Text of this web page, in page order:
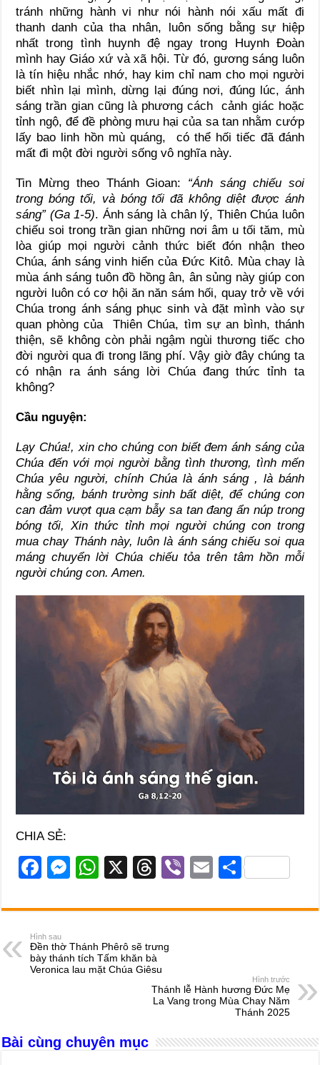
tránh những hành vi như nói hành nói xấu mất đi
thanh danh của tha nhân, luôn sống bằng sự hiệp
nhất trong tình huynh đệ ngay trong Huynh Đoàn
mình hay Giáo xứ và xã hội. Từ đó, gương sáng luôn
là tín hiệu nhắc nhớ, hay kim chỉ nam cho mọi người
biết nhìn lại mình, dừng lại đúng nơi, đúng lúc, ánh
sáng trần gian cũng là phương cách cảnh giác hoặc
tỉnh ngộ, để đề phòng mưu hại của sa tan nhằm cướp
lấy bao linh hồn mù quáng, có thể hối tiếc đã đánh
mất đi một đời người sống vô nghĩa này.
Tin Mừng theo Thánh Gioan: “Ánh sáng chiếu soi
trong bóng tối, và bóng tối đã không diệt được ánh
sáng” (Ga 1-5). Ánh sáng là chân lý, Thiên Chúa luôn
chiếu soi trong trần gian những nơi âm u tối tăm, mù
lòa giúp mọi người cảnh thức biết đón nhận theo
Chúa, ánh sáng vinh hiển của Đức Kitô. Mùa chay là
mùa ánh sáng tuôn đồ hồng ân, ân sủng này giúp con
người luôn có cơ hội ăn năn sám hối, quay trở về với
Chúa trong ánh sáng phục sinh và đặt mình vào sự
quan phòng của Thiên Chúa, tìm sự an bình, thánh
thiện, sẽ không còn phải ngậm ngùi thương tiếc cho
đời người qua đi trong lãng phí. Vậy giờ đây chúng ta
có nhận ra ánh sáng lời Chúa đang thức tỉnh ta
không?
Cầu nguyện:
Lạy Chúa!, xin cho chúng con biết đem ánh sáng của
Chúa đến với mọi người bằng tình thương, tình mến
Chúa yêu người, chính Chúa là ánh sáng , là bánh
hằng sống, bánh trường sinh bất diệt, để chúng con
can đảm vượt qua cạm bẫy sa tan đang ẩn núp trong
bóng tối, Xin thức tỉnh mọi người chúng con trong
mua chay Thánh này, luôn là ánh sáng chiếu soi qua
máng chuyển lời Chúa chiếu tỏa trên tâm hồn mỗi
người chúng con. Amen.
CHIA SẺ:
F
c
e
b
o
M
ss
n
g
W
at
A
p
X
T
e
d
s
Vi
er
E
ail
S
ar
Hình sau
Đền thờ Thánh Phêrô sẽ trưng
bày thánh tích Tấm khăn bà
Veronica lau mặt Chúa Giêsu
Hình trước
Thánh lễ Hành hương Đức Mẹ
La Vang trong Mùa Chay Năm
Thánh 2025
Bài cùng chuyên mục